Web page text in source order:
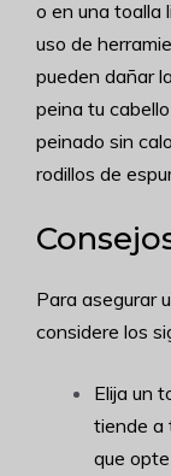
o en una toalla
uso de
pueden dañar
peina tu
peinado sin
rodillos de
Para asegurar
considere los
Elija un
tiende a
que